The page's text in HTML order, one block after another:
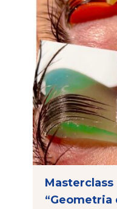
Masterclass
“Geometria